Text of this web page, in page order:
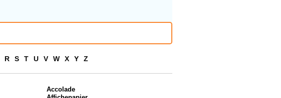
R S T U V W X Y Z
Accolade